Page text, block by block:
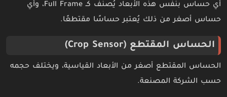
أي حساس بنفس هذه الأبعاد يُصنّف كـ Full Frame، وأي
حساس أصغر من ذلك يُعتبر حساسًا مقتطعًا.
الحساس المقتطع (Crop Sensor)
الحساس المقتطع أصغر من الأبعاد القياسية، ويختلف حجمه
حسب الشركة المصنعة.